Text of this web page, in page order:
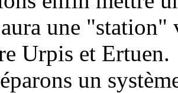
une "station"
Urpis et Ertuen.
un